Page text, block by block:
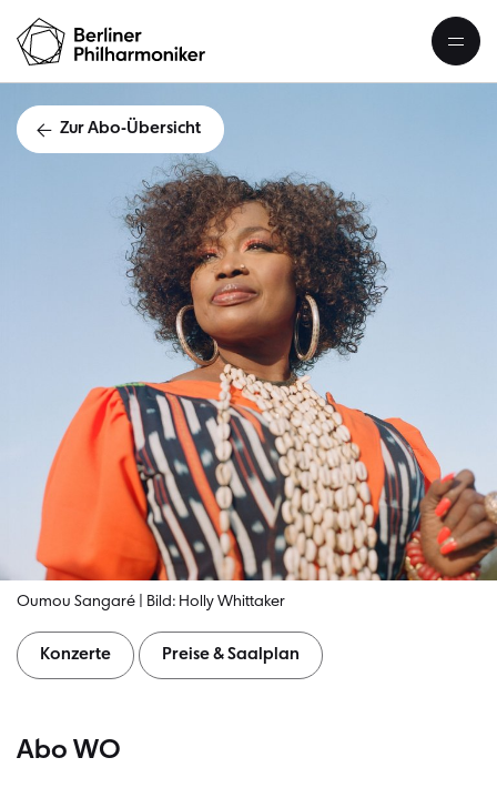
Zur Abo-Übersicht
Oumou Sangaré | Bild: Holly Whittaker
Konzerte Preise & Saalplan
Abo WO